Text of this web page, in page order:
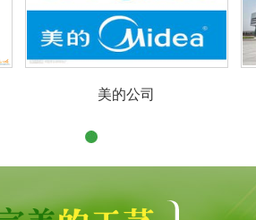
上海大众公司